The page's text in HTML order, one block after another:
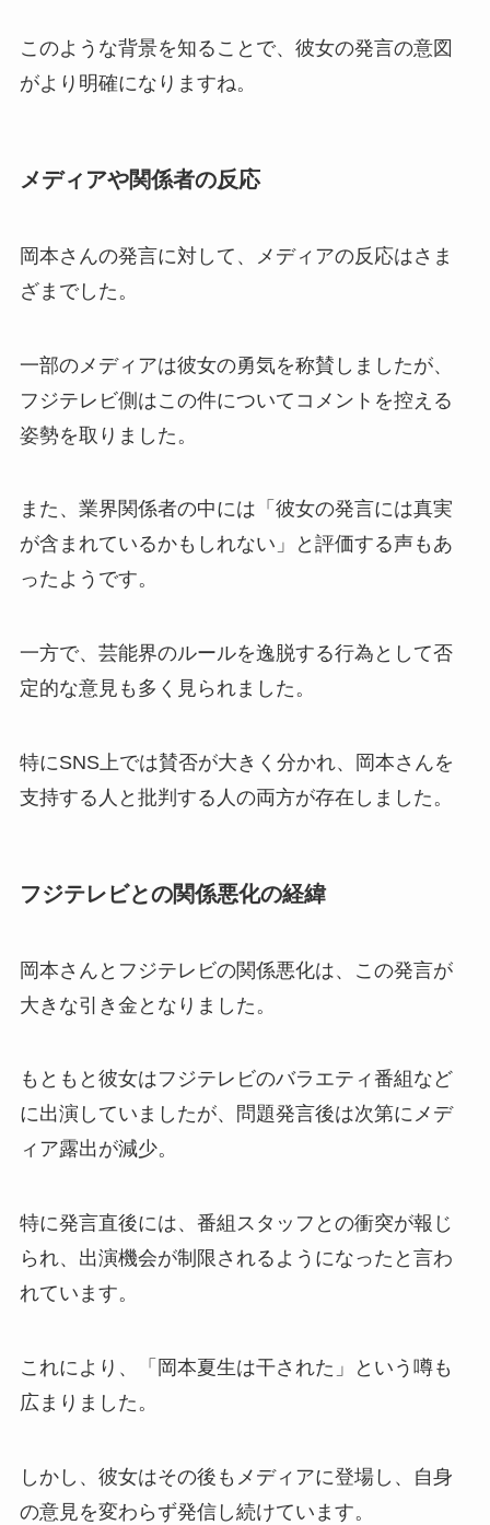
このような背景を知ることで、彼女の発言の意図
がより明確になりますね。
メディアや関係者の反応
岡本さんの発言に対して、メディアの反応はさま
ざまでした。
一部のメディアは彼女の勇気を称賛しましたが、
フジテレビ側はこの件についてコメントを控える
姿勢を取りました。
また、業界関係者の中には「彼女の発言には真実
が含まれているかもしれない」と評価する声もあ
ったようです。
一方で、芸能界のルールを逸脱する行為として否
定的な意見も多く見られました。
特にSNS上では賛否が大きく分かれ、岡本さんを
支持する人と批判する人の両方が存在しました。
フジテレビとの関係悪化の経緯
岡本さんとフジテレビの関係悪化は、この発言が
大きな引き金となりました。
もともと彼女はフジテレビのバラエティ番組など
に出演していましたが、問題発言後は次第にメデ
ィア露出が減少。
特に発言直後には、番組スタッフとの衝突が報じ
られ、出演機会が制限されるようになったと言わ
れています。
これにより、「岡本夏生は干された」という噂も
広まりました。
しかし、彼女はその後もメディアに登場し、自身
の意見を変わらず発信し続けています。